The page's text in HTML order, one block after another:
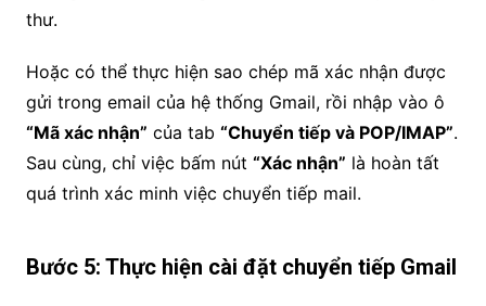
thư.
Hoặc có thể thực hiện sao chép mã xác nhận được
gửi trong email của hệ thống Gmail, rồi nhập vào ô
“Mã xác nhận” của tab “Chuyển tiếp và POP/IMAP”.
Sau cùng, chỉ việc bấm nút “Xác nhận” là hoàn tất
quá trình xác minh việc chuyển tiếp mail.
Bước 5: Thực hiện cài đặt chuyển tiếp Gmail